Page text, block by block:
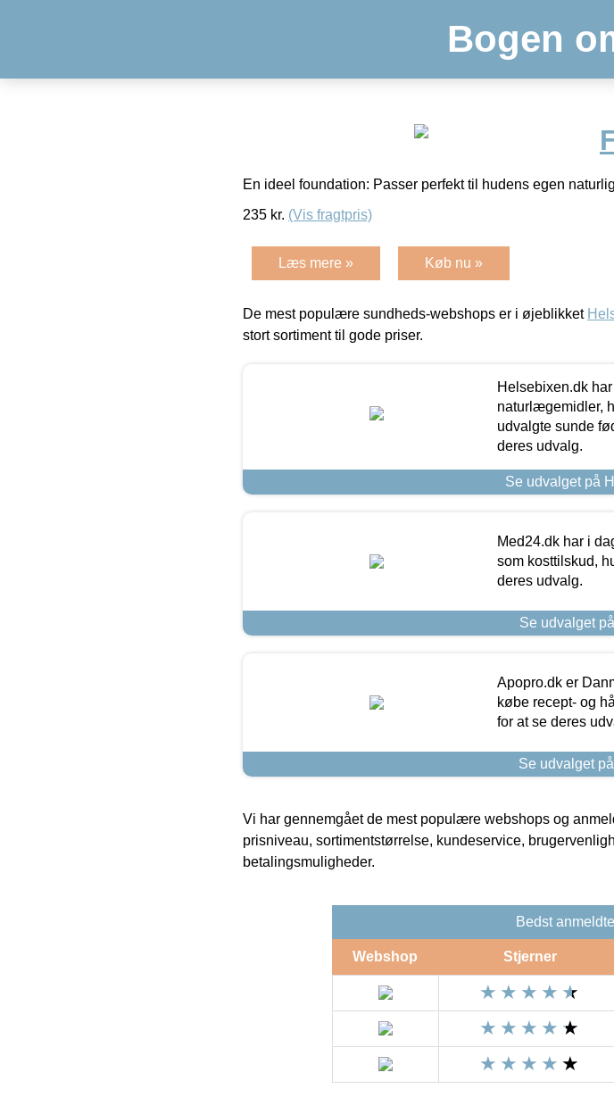
Bogen
En ideel foundation: Passer perfekt til hudens egen
235 kr. (Vis fragtpris)
Læs mere » Køb nu »
De mest populære sundheds-webshops er i øjeblikket
stort sortiment til gode priser.
Helsebixen.dk
naturlægemidler,
udvalgte sunde
deres udvalg.
Se udvalget på
Med24.dk har i
som kosttilskud,
deres udvalg.
Se udvalget
Apopro.dk er
købe recept- og
for at se deres
Se udvalget
Vi har gennemgået de mest populære webshops og
prisniveau, sortimentstørrelse, kundeservice,
betalingsmuligheder.
Bedst
Webshop Stjerner